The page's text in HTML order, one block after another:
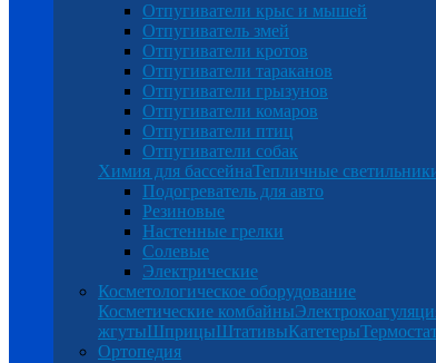
Отпугиватели крыс и мышей
Отпугиватель змей
Отпугиватели кротов
Отпугиватели тараканов
Отпугиватели грызунов
Отпугиватели комаров
Отпугиватели птиц
Отпугиватели собак
Химия для бассейнаТепличные
Подогреватель для авто
Резиновые
Настенные грелки
Солевые
Электрические
Косметологическое оборудование
Косметические комбайны
жгутыШприцыШтативыКатетеры
Ортопедия